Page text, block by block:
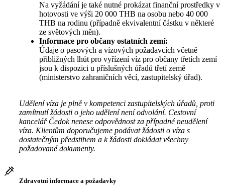
Na vyžádání je také nutné prokázat finanční prostředky v
hotovosti ve výši 20 000 THB na osobu nebo 40 000
THB na rodinu (případně ekvivalentní částku v některé
ze světových měn).
Informace pro občany ostatních zemí:
Údaje o pasových a vízových požadavcích včetně
přibližných lhůt pro vyřízení víz pro občany třetích zemí
jsou k dispozici u příslušných úřadů třetí země
(ministerstvo zahraničních věcí, zastupitelský úřad).
Udělení víza je plně v kompetenci zastupitelských úřadů, proti
zamítnutí žádosti o jeho udělení není odvolání. Cestovní
kancelář Čedok nenese odpovědnost za případné neudělení
víza. Klientům doporučujeme podávat žádosti o víza s
dostatečným předstihem a k žádosti dokládat všechny
požadované dokumenty.
Zdravotní informace a požadavky